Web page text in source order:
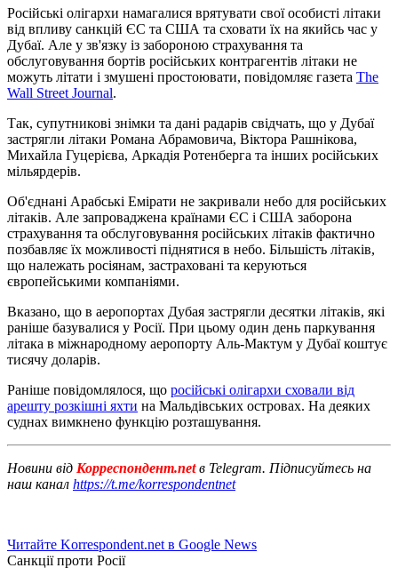
Російські олігархи намагалися врятувати свої особисті літаки
від впливу санкцій ЄС та США та сховати їх на якийсь час у
Дубаї. Але у зв'язку із забороною страхування та
обслуговування бортів російських контрагентів літаки не
можуть літати і змушені простоювати, повідомляє газета The
Wall Street Journal.
Так, супутникові знімки та дані радарів свідчать, що у Дубаї
застрягли літаки Романа Абрамовича, Віктора Рашнікова,
Михайла Гуцерієва, Аркадія Ротенберга та інших російських
мільярдерів.
Об'єднані Арабські Емірати не закривали небо для російських
літаків. Але запроваджена країнами ЄС і США заборона
страхування та обслуговування російських літаків фактично
позбавляє їх можливості піднятися в небо. Більшість літаків,
що належать росіянам, застраховані та керуються
європейськими компаніями.
Вказано, що в аеропортах Дубая застрягли десятки літаків, які
раніше базувалися у Росії. При цьому один день паркування
літака в міжнародному аеропорту Аль-Мактум у Дубаї коштує
тисячу доларів.
Раніше повідомлялося, що російські олігархи сховали від
арешту розкішні яхти на Мальдівських островах. На деяких
суднах вимкнено функцію розташування.
Новини від Корреспондент.netв Telegram. Підписуйтесь на
наш канал https://t.me/korrespondentnet
Читайте Korrespondent.net в Google News
Санкції проти Росії